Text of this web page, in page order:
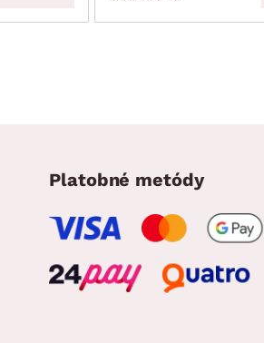
Platobné metódy